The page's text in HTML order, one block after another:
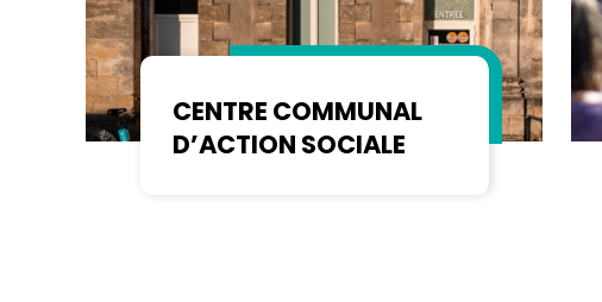
CENTRE COMMUNAL
D’ACTION SOCIALE